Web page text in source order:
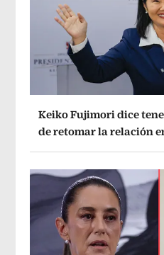
Keiko Fujimori dice
de retomar la relación